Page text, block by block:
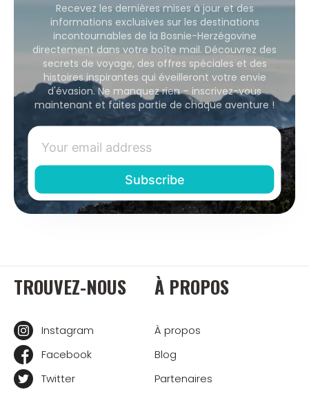
Recevez les dernières mises à jour et des
informations exclusives sur les destinations
incontournables de la Bosnie-Herzégovine
directement dans votre boîte mail. Découvrez des
secrets de voyage, des offres spéciales et des
histoires inspirantes qui éveilleront votre envie
d'évasion. Ne manquez rien – inscrivez-vous
maintenant et faites partie de chaque aventure !
TROUVEZ-NOUS
Instagram
Facebook
Twitter
À PROPOS
À propos
Blog
Partenaires